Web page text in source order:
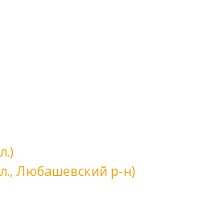
Любашевский р-н)